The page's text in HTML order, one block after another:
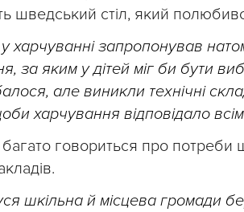
шведський стіл, який
харчуванні запропонував
за яким у дітей міг би бути
але виникли технічні
харчування відповідало
говориться про потреби
шкільна й місцева громади